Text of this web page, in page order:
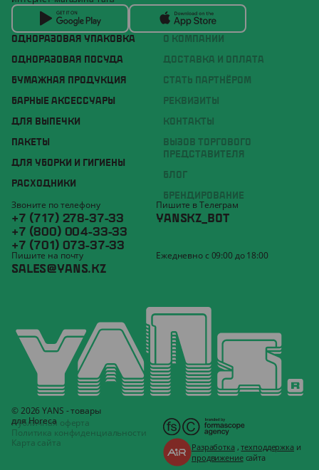
ОДНОРАЗОВАЯ УПАКОВКА
ОДНОРАЗОВАЯ ПОСУДА
БУМАЖНАЯ ПРОДУКЦИЯ
БАРНЫЕ АКСЕССУАРЫ
ДЛЯ ВЫПЕЧКИ
ПАКЕТЫ
ДЛЯ УБОРКИ И ГИГИЕНЫ
РАСХОДНИКИ
О КОМПАНИИ
ДОСТАВКА И ОПЛАТА
СТАТЬ ПАРТНЁРОМ
РЕКВИЗИТЫ
КОНТАКТЫ
ВЫЗОВ ТОРГОВОГО
ПРЕДСТАВИТЕЛЯ
БЛОГ
БРЕНДИРОВАНИЕ
Звоните по телефону
+7 (717) 278-37-33
+7 (800) 004-33-33
+7 (701) 073-37-33
Пишите в Телеграм
YANSKZ_BOT
Пишите на почту
SALES@YANS.KZ
Ежедневно с 09:00 до 18:00
© 2026 YANS - товары
для Horeca
Публичная оферта
Политика конфиденциальности
Карта сайта
Разработка,техподдержка и
продвижениесайта